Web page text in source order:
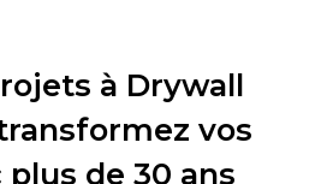
à Drywall
vos
plus de 30 ans